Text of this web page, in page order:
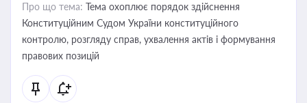
Про що тема: Тема охоплює порядок здійснення
Конституційним Судом України конституційного
контролю, розгляду справ, ухвалення актів і формування
правових позицій